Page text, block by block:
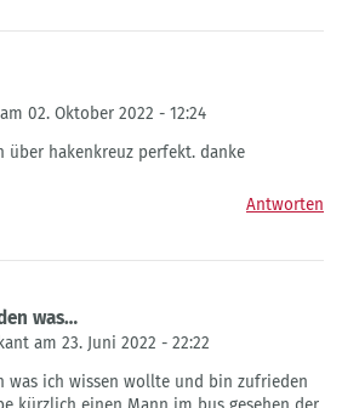
02. Oktober 2022 - 12:24
über hakenkreuz perfekt. danke
Antworten
was…
am 23. Juni 2022 - 22:22
was ich wissen wollte und bin zufrieden